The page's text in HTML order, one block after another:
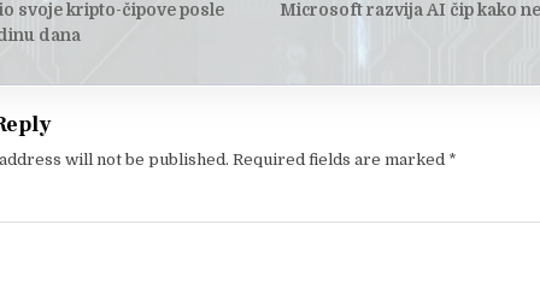
Microsoft razvija AI čip kako
svoje kripto-čipove posle
dana
will not be published. Required fields are marked *